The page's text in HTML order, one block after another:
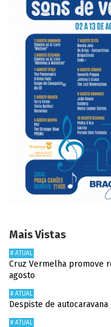
Mais Vistas
# ATUAL
Cruz Vermelha promove
agosto
# ATUAL
Despiste de
# ATUAL